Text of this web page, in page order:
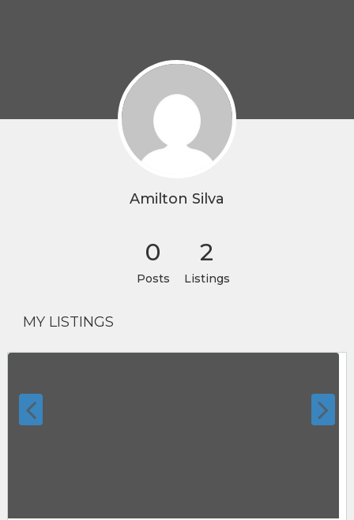
Amilton Silva
0
Posts
2
Listings
MY LISTINGS